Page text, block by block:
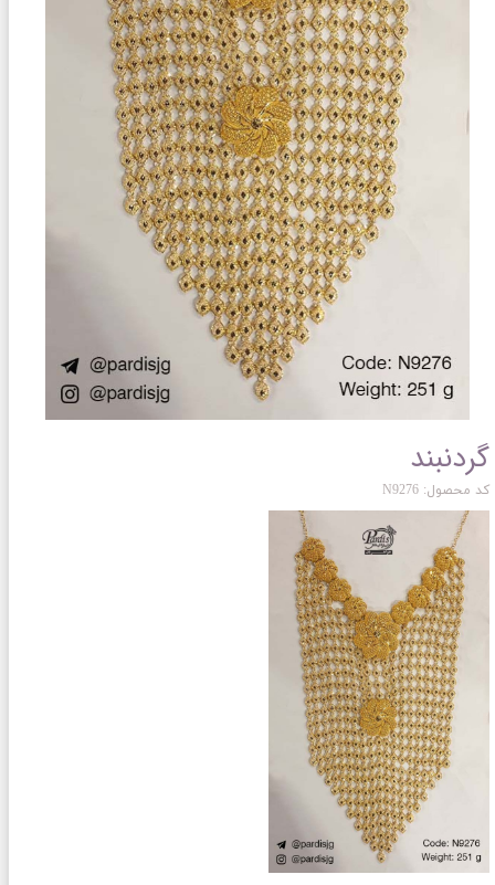
گردنبند
کد محصول: N9276